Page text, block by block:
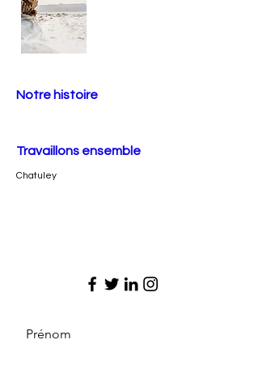
Notre histoire
Travaillons ensemble
Chatuley
Prénom